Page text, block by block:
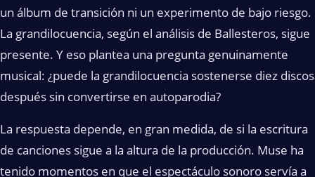
un álbum de transición ni un experimento de bajo riesgo.
La grandilocuencia, según el análisis de Ballesteros, sigue
presente. Y eso plantea una pregunta genuinamente
musical: ¿puede la grandilocuencia sostenerse diez discos
después sin convertirse en autoparodia?
La respuesta depende, en gran medida, de si la escritura
de canciones sigue a la altura de la producción. Muse ha
tenido momentos en que el espectáculo sonoro servía a